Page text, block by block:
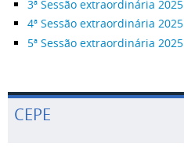
3ª Sessão extraordinária 2025
4ª Sessão extraordinária 2025
5ª Sessão extraordinária 2025
CEPE